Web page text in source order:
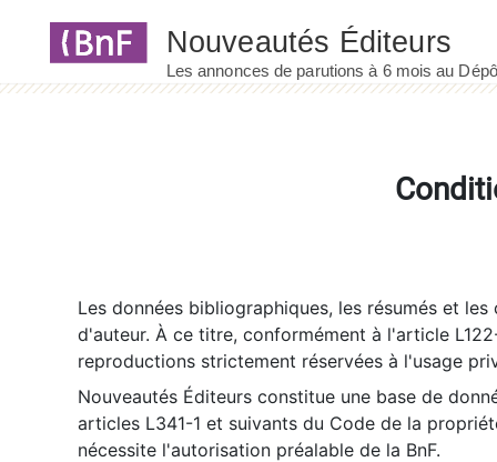
Les données bibliographiques, les résumés et
d'auteur. À ce titre, conformément à l'article
reproductions strictement réservées à l'usage
Nouveautés Éditeurs constitue une base de
articles L341-1 et suivants du Code de la
nécessite l'autorisation préalable de la BnF.